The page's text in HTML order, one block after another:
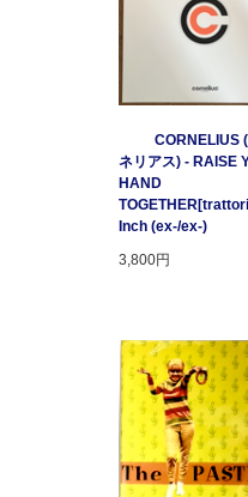
CORNELIUS
ネリアス) - RAISE
HAND
Inch (ex-/ex-)
3,800円